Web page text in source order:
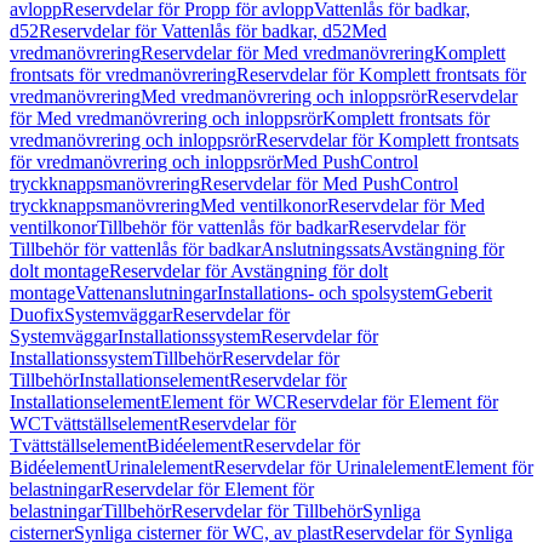
avloppReservdelar för Propp för avloppVattenlås för badkar,
d52Reservdelar för Vattenlås för badkar, d52Med
vredmanövreringReservdelar för Med vredmanövreringKomplett
frontsats för vredmanövreringReservdelar för Komplett frontsats för
vredmanövreringMed vredmanövrering och inloppsrörReservdelar
för Med vredmanövrering och inloppsrörKomplett frontsats för
vredmanövrering och inloppsrörReservdelar för Komplett frontsats
för vredmanövrering och inloppsrörMed PushControl
tryckknappsmanövreringReservdelar för Med PushControl
tryckknappsmanövreringMed ventilkonorReservdelar för Med
ventilkonorTillbehör för vattenlås för badkarReservdelar för
Tillbehör för vattenlås för badkarAnslutningssatsAvstängning för
dolt montageReservdelar för Avstängning för dolt
montageVattenanslutningarInstallations- och spolsystemGeberit
DuofixSystemväggarReservdelar för
SystemväggarInstallationssystemReservdelar för
InstallationssystemTillbehörReservdelar för
TillbehörInstallationselementReservdelar för
InstallationselementElement för WCReservdelar för Element för
WCTvättställselementReservdelar för
TvättställselementBidéelementReservdelar för
BidéelementUrinalelementReservdelar för UrinalelementElement för
belastningarReservdelar för Element för
belastningarTillbehörReservdelar för TillbehörSynliga
cisternerSynliga cisterner för WC, av plastReservdelar för Synliga